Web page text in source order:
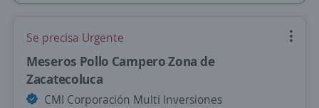
Se precisa Urgente
Meseros Pollo Campero Zona de
Zacatecoluca
CMI Corporación Multi Inversiones